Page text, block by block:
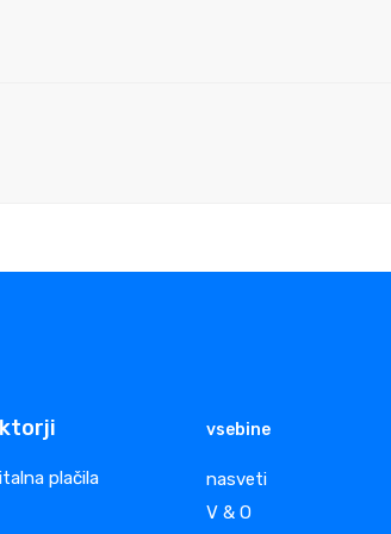
plačila
vsebine
nasveti
V & O